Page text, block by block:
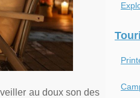
au doux son des